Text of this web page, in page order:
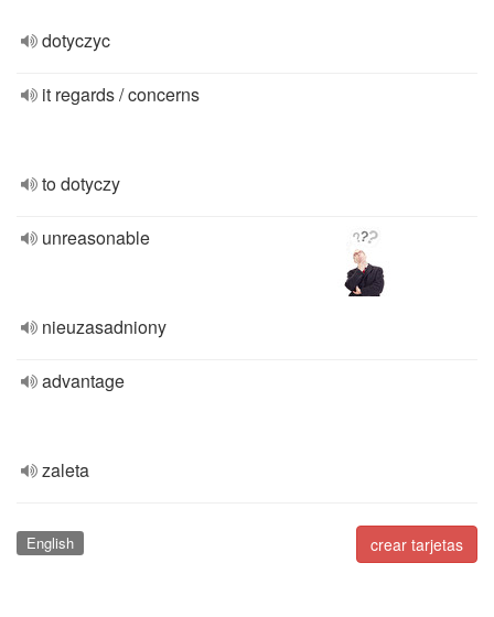
dotyczyc
it regards / concerns
to dotyczy
unreasonable
nieuzasadniony
advantage
zaleta
crear tarjetas
English